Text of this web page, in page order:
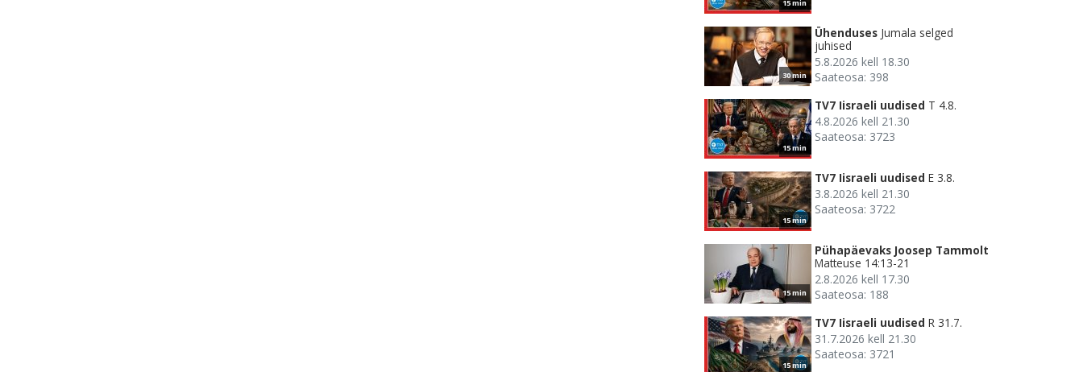
15 min
30 min
Ühenduses Jumala selged
juhised
5.8.2026 kell 18.30
Saateosa: 398
15 min
TV7 Iisraeli uudised T 4.8.
4.8.2026 kell 21.30
Saateosa: 3723
15 min
TV7 Iisraeli uudised E 3.8.
3.8.2026 kell 21.30
Saateosa: 3722
15 min
Pühapäevaks Joosep Tammolt
Matteuse 14:13-21
2.8.2026 kell 17.30
Saateosa: 188
15 min
TV7 Iisraeli uudised R 31.7.
31.7.2026 kell 21.30
Saateosa: 3721